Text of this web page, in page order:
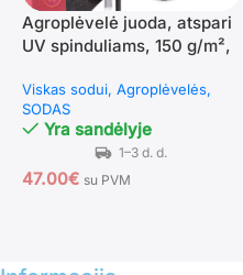
Agroplėvelė juoda, atspari
UV spinduliams, 150 g/m²,
Viskas sodui Agroplėvelės
SODAS
Yra sandėlyje
47.00€ su PVM